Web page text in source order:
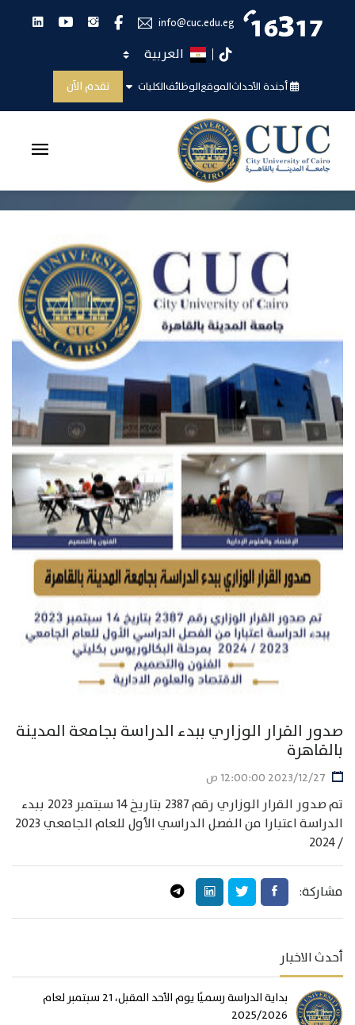
info@cuc.edu.eg فيس بوكانستجراميوتيوبلينكدان
تيك توكاختر اللغة
أجندة الأحداثالموقعالوظائفالكليات تقدم الآن
صدور القرار الوزاري ببدء الدراسة بجامعة المدينة
بالقاهرة
الرئيسية صدور القرار الوزاري ببدء الدراسة بجامعة ...
صدور القرار الوزاري ببدء الدراسة بجامعة المدينة
بالقاهرة
27‏‏/12‏‏/2023 12:00:00 ص
تم صدور القرار الوزاري رقم 2387 بتاريخ 14 سبتمبر 2023 ببدء
الدراسة اعتبارا من الفصل الدراسي الأول للعام الجامعي 2023
/ 2024
مشاركة:
أحدث الاخبار
بداية الدراسة رسميًا يوم الأحد المقبل، 21 سبتمبر لعام
2025/2026